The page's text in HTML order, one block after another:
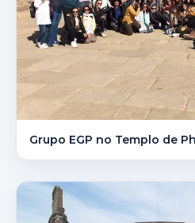
Grupo EGP no Templo de